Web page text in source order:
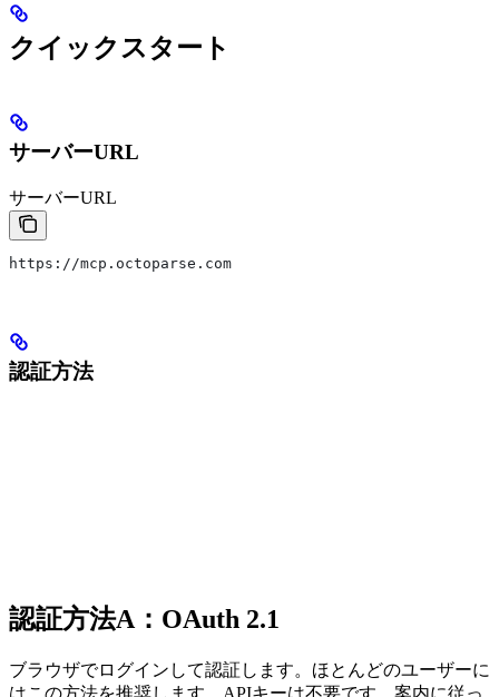
クイックスタート
サーバーURL
サーバーURL
https://mcp.octoparse.com
認証方法
認証方法A：OAuth 2.1
ブラウザでログインして認証します。ほとんどのユーザーに
はこの方法を推奨します。APIキーは不要です。案内に従っ